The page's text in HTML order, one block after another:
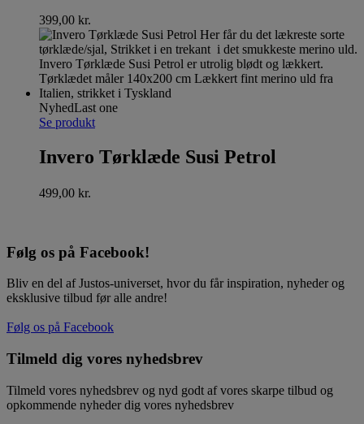
399,00 kr.
NyhedLast one
Se produkt
Invero Tørklæde Susi Petrol
499,00 kr.
Følg os på Facebook!
Bliv en del af Justos-universet, hvor du får inspiration, nyheder og
eksklusive tilbud før alle andre!
Følg os på Facebook
Tilmeld dig vores nyhedsbrev
Tilmeld vores nyhedsbrev og nyd godt af vores skarpe tilbud og
opkommende nyheder dig vores nyhedsbrev